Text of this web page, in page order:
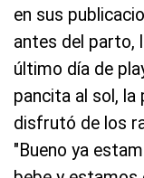
en sus
antes del parto,
último día de
pancita al sol,
disfrutó de los
"Bueno ya